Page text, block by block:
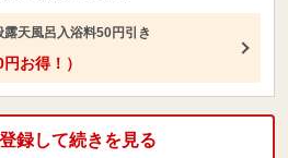
露天風呂入浴料50円引き
お得！）
録して続きを見る